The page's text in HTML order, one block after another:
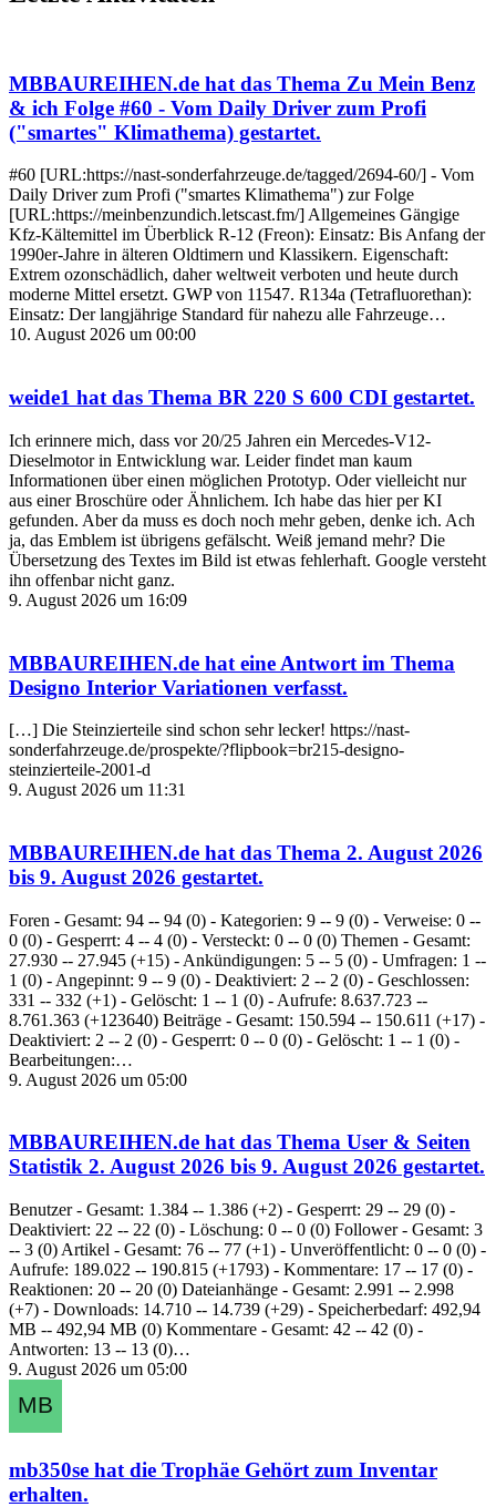
MBBAUREIHEN.de hat das Thema Zu Mein Benz
& ich Folge #60 - Vom Daily Driver zum Profi
("smartes" Klimathema) gestartet.
#60 [URL:https://nast-sonderfahrzeuge.de/tagged/2694-60/] - Vom
Daily Driver zum Profi ("smartes Klimathema") zur Folge
[URL:https://meinbenzundich.letscast.fm/] Allgemeines Gängige
Kfz-Kältemittel im Überblick R-12 (Freon): Einsatz: Bis Anfang der
1990er-Jahre in älteren Oldtimern und Klassikern. Eigenschaft:
Extrem ozonschädlich, daher weltweit verboten und heute durch
moderne Mittel ersetzt. GWP von 11547. R134a (Tetrafluorethan):
Einsatz: Der langjährige Standard für nahezu alle Fahrzeuge…
10. August 2026 um 00:00
weide1 hat das Thema BR 220 S 600 CDI gestartet.
Ich erinnere mich, dass vor 20/25 Jahren ein Mercedes-V12-
Dieselmotor in Entwicklung war. Leider findet man kaum
Informationen über einen möglichen Prototyp. Oder vielleicht nur
aus einer Broschüre oder Ähnlichem. Ich habe das hier per KI
gefunden. Aber da muss es doch noch mehr geben, denke ich. Ach
ja, das Emblem ist übrigens gefälscht. Weiß jemand mehr? Die
Übersetzung des Textes im Bild ist etwas fehlerhaft. Google versteht
ihn offenbar nicht ganz.
9. August 2026 um 16:09
MBBAUREIHEN.de hat eine Antwort im Thema
Designo Interior Variationen verfasst.
[…] Die Steinzierteile sind schon sehr lecker! https://nast-
sonderfahrzeuge.de/prospekte/?flipbook=br215-designo-
steinzierteile-2001-d
9. August 2026 um 11:31
MBBAUREIHEN.de hat das Thema 2. August 2026
bis 9. August 2026 gestartet.
Foren - Gesamt: 94 -- 94 (0) - Kategorien: 9 -- 9 (0) - Verweise: 0 --
0 (0) - Gesperrt: 4 -- 4 (0) - Versteckt: 0 -- 0 (0) Themen - Gesamt:
27.930 -- 27.945 (+15) - Ankündigungen: 5 -- 5 (0) - Umfragen: 1 --
1 (0) - Angepinnt: 9 -- 9 (0) - Deaktiviert: 2 -- 2 (0) - Geschlossen:
331 -- 332 (+1) - Gelöscht: 1 -- 1 (0) - Aufrufe: 8.637.723 --
8.761.363 (+123640) Beiträge - Gesamt: 150.594 -- 150.611 (+17) -
Deaktiviert: 2 -- 2 (0) - Gesperrt: 0 -- 0 (0) - Gelöscht: 1 -- 1 (0) -
Bearbeitungen:…
9. August 2026 um 05:00
MBBAUREIHEN.de hat das Thema User & Seiten
Statistik 2. August 2026 bis 9. August 2026 gestartet.
Benutzer - Gesamt: 1.384 -- 1.386 (+2) - Gesperrt: 29 -- 29 (0) -
Deaktiviert: 22 -- 22 (0) - Löschung: 0 -- 0 (0) Follower - Gesamt: 3
-- 3 (0) Artikel - Gesamt: 76 -- 77 (+1) - Unveröffentlicht: 0 -- 0 (0) -
Aufrufe: 189.022 -- 190.815 (+1793) - Kommentare: 17 -- 17 (0) -
Reaktionen: 20 -- 20 (0) Dateianhänge - Gesamt: 2.991 -- 2.998
(+7) - Downloads: 14.710 -- 14.739 (+29) - Speicherbedarf: 492,94
MB -- 492,94 MB (0) Kommentare - Gesamt: 42 -- 42 (0) -
Antworten: 13 -- 13 (0)…
9. August 2026 um 05:00
mb350se hat die Trophäe Gehört zum Inventar
erhalten.